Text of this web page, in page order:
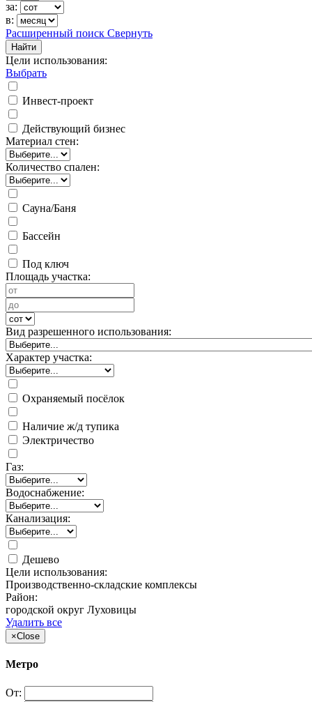
за:
в:
Расширенный поиск Свернуть
Найти
Цели использования:
Выбрать
Инвест-проект
Действующий бизнес
Материал стен:
Количество спален:
Сауна/Баня
Бассейн
Под ключ
Площадь участка:
Вид разрешенного использования:
Характер участка:
Охраняемый посёлок
Наличие ж/д тупика
Электричество
Газ:
Водоснабжение:
Канализация:
Дешево
Цели использования:
Производственно-складские комплексы
Район:
городской округ Луховицы
Удалить все
×Close
Метро
От: